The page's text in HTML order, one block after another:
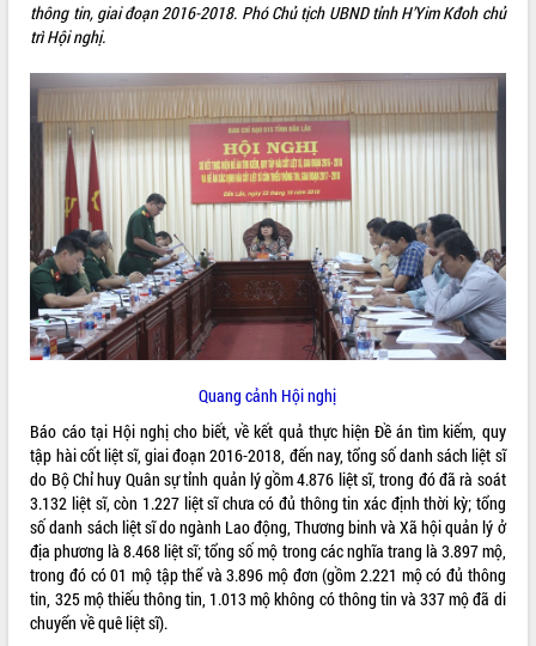
UBND CÁC XÃ, PHƯỜNG
HỆ THỐNG VĂN BẢN
VĂN BẢN HĐND TỈNH
ĐIỂM TIN VĂN BẢN
QUY HOẠCH - KẾ HOẠCH
thông tin, giai đoạn 2016-2018. Phó Chủ tịch UBND tỉnh H’Yim Kđoh chủ
trì Hội nghị.
Quang cảnh Hội nghị
Báo cáo tại Hội nghị cho biết, về kết quả thực hiện Đề án tìm kiếm, quy
tập hài cốt liệt sĩ, giai đoạn 2016-2018, đến nay, tổng số danh sách liệt sĩ
do Bộ Chỉ huy Quân sự tỉnh quản lý gồm 4.876 liệt sĩ, trong đó đã rà soát
3.132 liệt sĩ, còn 1.227 liệt sĩ chưa có đủ thông tin xác định thời kỳ; tổng
số danh sách liệt sĩ do ngành Lao động, Thương binh và Xã hội quản lý ở
địa phương là 8.468 liệt sĩ; tổng số mộ trong các nghĩa trang là 3.897 mộ,
trong đó có 01 mộ tập thể và 3.896 mộ đơn (gồm 2.221 mộ có đủ thông
tin, 325 mộ thiếu thông tin, 1.013 mộ không có thông tin và 337 mộ đã di
chuyển về quê liệt sĩ).